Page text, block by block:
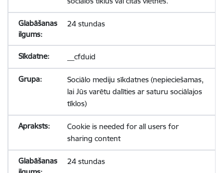
24 stundas
__cfduid
Sociālo mediju sīkdatnes (nepieciešamas,
lai Jūs varētu dalīties ar saturu sociālajos
tīklos)
Cookie is needed for all users for
sharing content
24 stundas